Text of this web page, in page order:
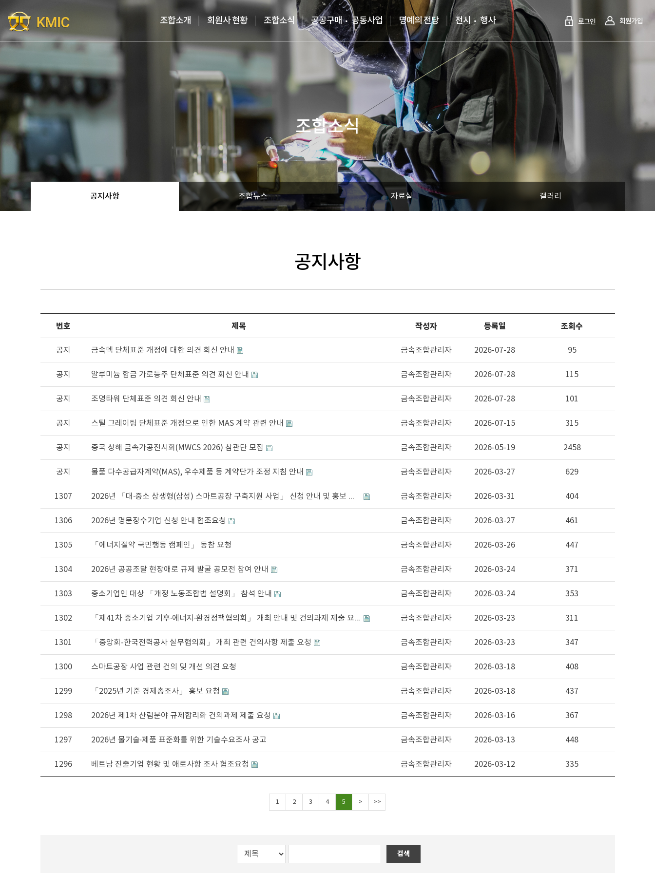
조합소개 회원사 현황 조합소식 공공구매 공동사업 명예의 전당 전시 행사 로그인 회원가입
조합소식
공지사항 조합뉴스 자료실 갤러리
공지사항
번호 제목 작성자 등록일 조회수
공지 금속덱 단체표준 개정에 대한 의견 회신 안내 금속조합관리자 2026-07-28 95
공지 알루미늄 합금 가로등주 단체표준 의견 회신 안내 금속조합관리자 2026-07-28 115
공지 조명타워 단체표준 의견 회신 안내 금속조합관리자 2026-07-28 101
공지 스틸 그레이팅 단체표준 개정으로 인한 MAS 계약 관련 안내 금속조합관리자 2026-07-15 315
공지 중국 상해 금속가공전시회(MWCS 2026) 참관단 모집 금속조합관리자 2026-05-19 2458
공지 물품 다수공급자계약(MAS), 우수제품 등 계약단가 조정 지침 안내 금속조합관리자 2026-03-27 629
1307 2026년 「대·중소 상생형(삼성) 스마트공장 구축지원 사업」 신청 안내 및 홍보 협조요청 금속조합관리자 2026-03-31 404
1306 2026년 명문장수기업 신청 안내 협조요청 금속조합관리자 2026-03-27 461
1305 「에너지절약 국민행동 캠페인」 동참 요청 금속조합관리자 2026-03-26 447
1304 2026년 공공조달 현장애로 규제 발굴 공모전 참여 안내 금속조합관리자 2026-03-24 371
1303 중소기업인 대상 「개정 노동조합법 설명회」 참석 안내 금속조합관리자 2026-03-24 353
1302 「제41차 중소기업 기후·에너지·환경정책협의회」 개최 안내 및 건의과제 제출 요청 금속조합관리자 2026-03-23 311
1301 「중앙회-한국전력공사 실무협의회」 개최 관련 건의사항 제출 요청 금속조합관리자 2026-03-23 347
1300 스마트공장 사업 관련 건의 및 개선 의견 요청 금속조합관리자 2026-03-18 408
1299 「2025년 기준 경제총조사」 홍보 요청 금속조합관리자 2026-03-18 437
1298 2026년 제1차 산림분야 규제합리화 건의과제 제출 요청 금속조합관리자 2026-03-16 367
1297 2026년 물기술·제품 표준화를 위한 기술수요조사 공고 금속조합관리자 2026-03-13 448
1296 베트남 진출기업 현황 및 애로사항 조사 협조요청 금속조합관리자 2026-03-12 335
1 2 3 4 5 > >>
검색